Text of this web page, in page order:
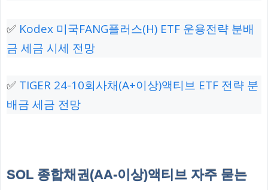
✅ Kodex 미국FANG플러스(H) ETF 운용전략 분배
금 세금 시세 전망
✅ TIGER 24-10회사채(A+이상)액티브 ETF 전략 분
배금 세금 전망
SOL 종합채권(AA-이상)액티브 자주 묻는